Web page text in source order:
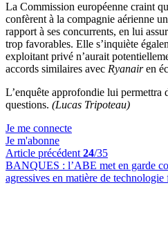
La Commission européenne craint
confèrent à la compagnie aérienne
rapport à ses concurrents, en lui
trop favorables. Elle s’inquiète
exploitant privé n’aurait
accords similaires avec Ryanairen
L’enquête approfondie lui permettra
questions. (Lucas Tripoteau)
Je me connecte
Je m'abonne
Article précédent 24/35
BANQUES : l’ABE met en garde
agressives en matière de technologie